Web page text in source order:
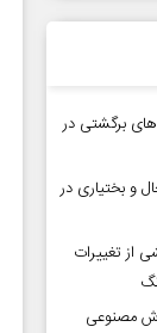
برگشتی در
و بختیاری در
از تغییرات
مصنوعی